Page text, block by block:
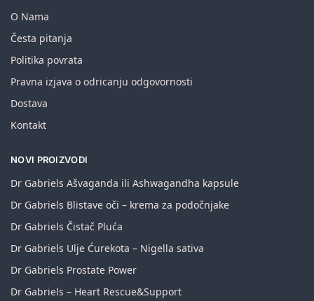
O Nama
Česta pitanja
Politika povrata
Pravna izjava o odricanju odgovornosti
Dostava
Kontakt
NOVI PROIZVODI
Dr Gabriels Ašvaganda ili Ashwagandha kapsule
Dr Gabriels Blistave oči – krema za podočnjake
Dr Gabriels Čistač Pluća
Dr Gabriels Ulje Ćurekota – Nigella sativa
Dr Gabriels Prostate Power
Dr Gabriels – Heart Rescue&Support